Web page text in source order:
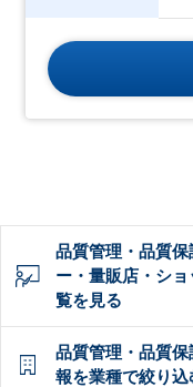
品質管理・品質
ー・量販店・シ
覧を見る
品質管理・品質
報を業種で絞り込